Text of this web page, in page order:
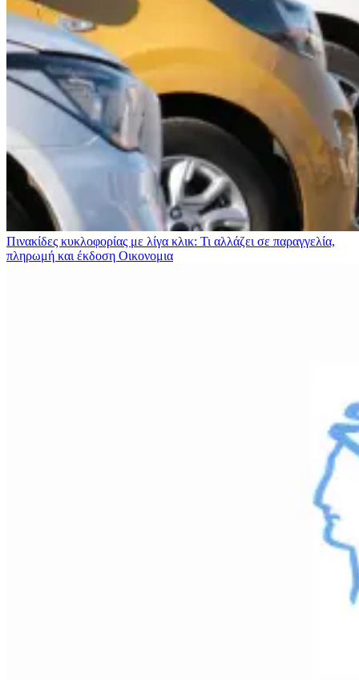
Πινακίδες κυκλοφορίας με λίγα κλικ: Τι αλλάζει σε παραγγελία,
πληρωμή και έκδοση Οικονομια